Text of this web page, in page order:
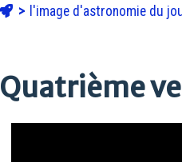
l'image d'astronomie du
Quatrième